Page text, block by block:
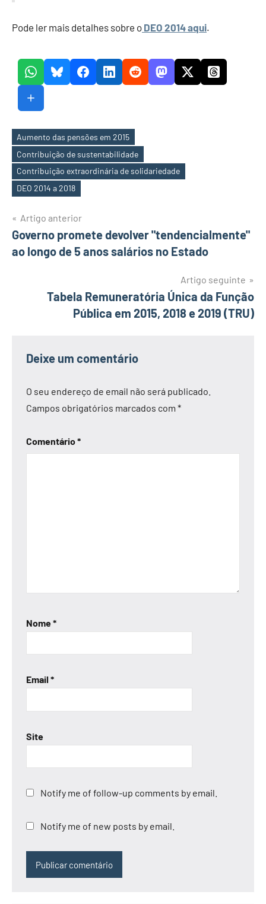
Pode ler mais detalhes sobre o DEO 2014 aqui.
Etiquetas
Aumento das pensões em 2015
Contribuição de sustentabilidade
Contribuição extraordinária de solidariedade
DEO 2014 a 2018
Navegação
de
Artigo anterior
Governo promete devolver "tendencialmente"
ao longo de 5 anos salários no Estado
Artigo seguinte
Tabela Remuneratória Única da Função
Pública em 2015, 2018 e 2019 (TRU)
Deixe um comentário
O seu endereço de email não será publicado.
Campos obrigatórios marcados com *
Comentário*
Nome*
Email *
Site
Notify me of follow-up comments by email.
Notify me of new posts by email.